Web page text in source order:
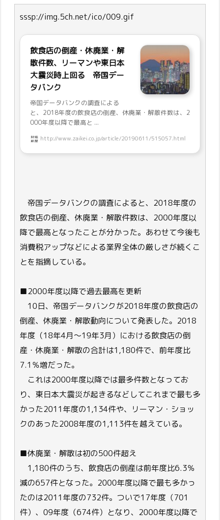
sssp://img.5ch.net/ico/009.gif
飲食店の倒産・休廃業・解
散件数、リーマンや東日本
大震災時上回る 帝国デー
タバンク
帝国データバンクの調査による
と、2018年度の飲食店の倒産、休廃業・解散件数は、2
000年度以降で最高と ...
http://www.zaikei.co.jp/article/20190611/515057.html
帝国データバンクの調査によると、2018年度の
飲食店の倒産、休廃業・解散件数は、2000年度以
降で最高となったことが分かった。あわせて今後も
消費税アップなどによる業界全体の厳しさが続くこ
とを指摘している。
■2000年度以降で過去最高を更新
10日、帝国データバンクが2018年度の飲食店の
倒産、休廃業・解散動向について発表した。2018
年度（18年4月～19年3月）における飲食店の倒
産・休廃業・解散の合計は1,180件で、前年度比
7.1％増だった。
これは2000年度以降では最多件数となってお
り、東日本大震災が起きるなどしてこれまで最も多
かった2011年度の1,134件や、リーマン・ショッ
クのあった2008年度の1,113件を越えている。
■休廃業・解散は初の500件超え
1,180件のうち、飲食店の倒産は前年度比6.3％
減の657件となった。2000年度以降で最も多かっ
たのは2011年度の732件。ついで17年度（701
件）、09年度（674件）となり、2000年度以降で